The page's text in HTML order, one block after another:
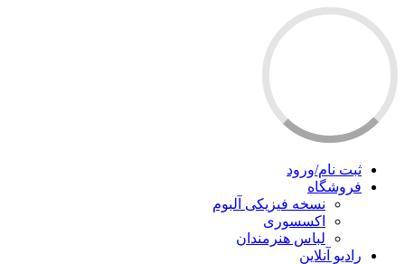
ثبت نام/ورود
فروشگاه
نسخه فیزیکی آلبوم
اکسسوری
لباس هنرمندان
رادیو آنلاین